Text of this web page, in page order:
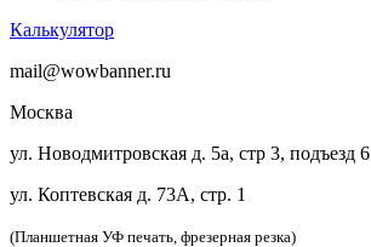
Калькулятор
mail@wowbanner.ru
Москва
ул. Новодмитровская д. 5а, стр 3, подъезд 6
ул. Коптевская д. 73А, стр. 1
(Планшетная УФ печать, фрезерная резка)